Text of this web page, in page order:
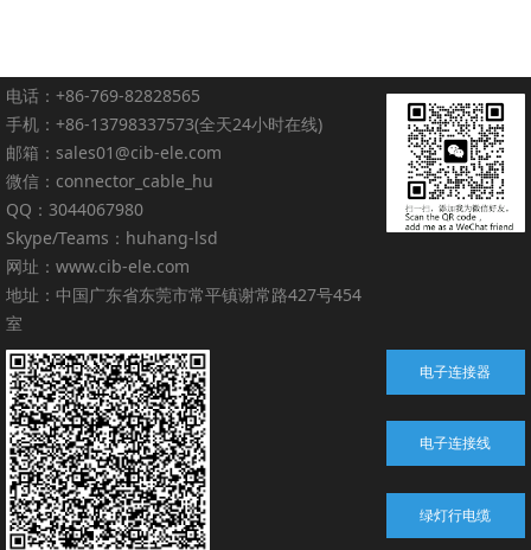
电话：+86-769-82828565
手机：+86-13798337573(全天24小时在线)
邮箱：sales01@cib-ele.com
微信：connector_cable_hu
QQ：3044067980
Skype/Teams：huhang-lsd
网址：www.cib-ele.com
地址：中国广东省东莞市常平镇谢常路427号454
室
绿灯行电缆
电子连接器
电子连接线